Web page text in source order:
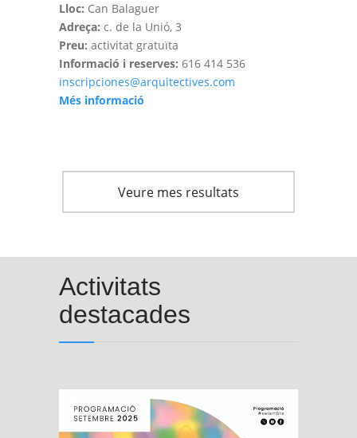
Lloc: Can Balaguer
Adreça: c. de la Unió, 3
Preu: activitat gratuïta
Informació i reserves: 616 414 536
inscripciones@arquitectives.com
Més informació
Veure mes resultats
Activitats
destacades